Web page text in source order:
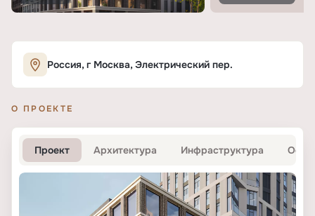
Россия, г Москва, Электрический пер.
О ПРОЕКТЕ
Проект Архитектура Инфраструктура